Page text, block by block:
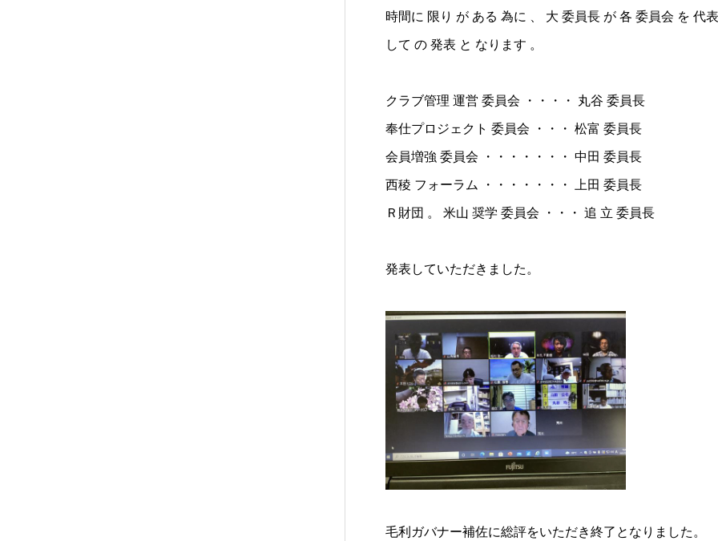
時間に 限り が ある 為に 、 大 委員長 が 各 委員会 を 代表
して の 発表 と なります 。
クラブ管理 運営 委員会 ・・・・ 丸谷 委員長
奉仕プロジェクト 委員会 ・・・ 松富 委員長
会員増強 委員会 ・・・・・・・ 中田 委員長
西稜 フォーラム ・・・・・・・ 上田 委員長
Ｒ財団 。 米山 奨学 委員会 ・・・ 追 立 委員長
発表していただきました。
毛利ガバナー補佐に総評をいただき終了となりました。